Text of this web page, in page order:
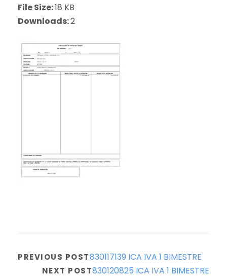
File Size:18 KB
Downloads:2
PREVIOUS POST830117139 ICA IVA 1 BIMESTRE
NEXT POST830120825 ICA IVA 1 BIMESTRE